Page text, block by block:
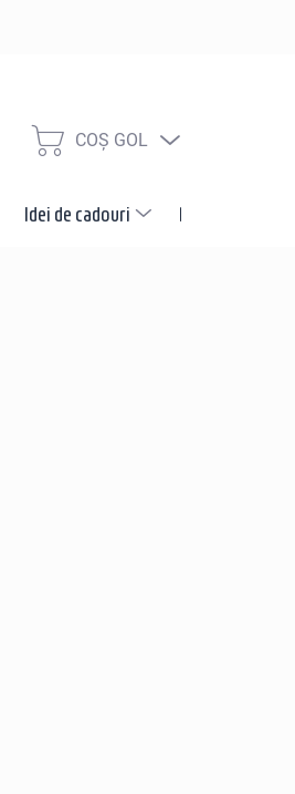
COŞ
COŞ GOL
Idei de cadouri Promotii